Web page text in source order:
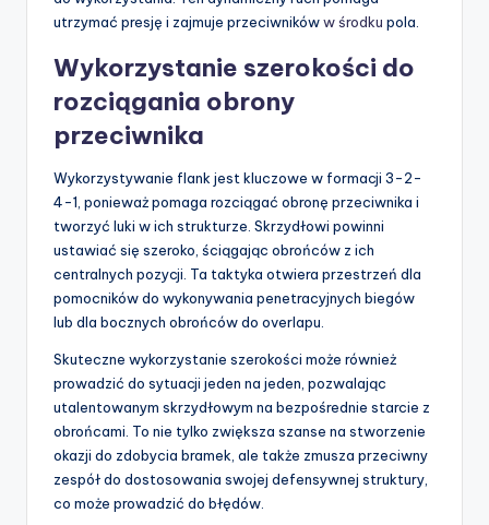
utrzymać presję i zajmuje przeciwnikóww środku pola.
Wykorzystanie szerokości do
rozciągania obrony
przeciwnika
Wykorzystywanie flank jest kluczowe w formacji 3-2-
4-1, ponieważ pomaga rozciągać obronę przeciwnika i
tworzyć luki w ich strukturze. Skrzydłowi powinni
ustawiać się szeroko, ściągając obrońców z ich
centralnych pozycji. Ta taktyka otwiera przestrzeń dla
pomocników do wykonywania penetracyjnych biegów
lub dla bocznych obrońców do overlapu.
Skuteczne wykorzystanie szerokości może również
prowadzić do sytuacji jeden na jeden, pozwalając
utalentowanym skrzydłowym na bezpośrednie starcie z
obrońcami. To nie tylko zwiększa szanse na stworzenie
okazji do zdobycia bramek, ale także zmusza przeciwny
zespół do dostosowania swojej defensywnej struktury,
co może prowadzić do błędów.